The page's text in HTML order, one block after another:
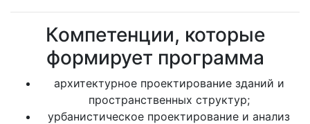
Компетенции, которые
формирует программа
архитектурное проектирование зданий и
пространственных структур;
урбанистическое проектирование и анализ